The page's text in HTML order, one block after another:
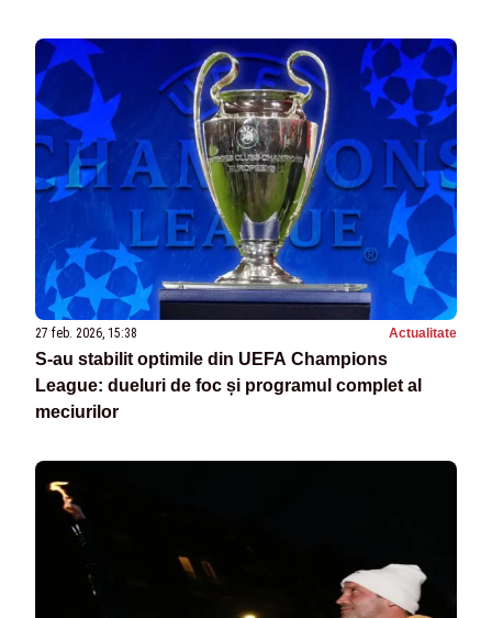
27 feb. 2026, 15:38 Actualitate
S-au stabilit optimile din UEFA Champions
League: dueluri de foc și programul complet al
meciurilor